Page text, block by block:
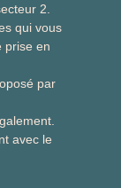
2.
qui vous
prise en
par
avec le